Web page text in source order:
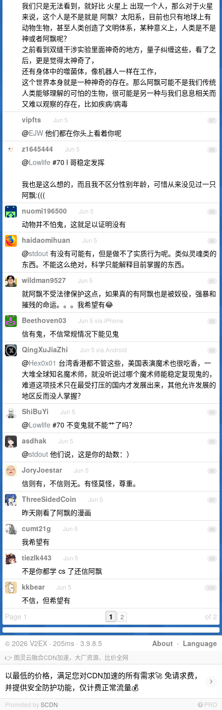
我们只是无法看到，就好比 火星上 出现一个人，那么对于火星
来说，这个人是不是就是 阿飘？太阳系，目前也只有地球上有
动物生物，甚至人类创造了文明体系，某种意义上，人类是不是
神或者阿飘呢？
之前看到双缝干涉实验里面神奇的地方，量子纠缠这些，看了之
后，更是觉得太神奇了，
还有身体中的噬菌体，像机器人一样在工作，
这个世界本身就是一种神奇的存在。那么阿飘可能不是我们传统
人类能够理解的可怕的生物，很可能是另一种与我们息息相关而
又难以观察的存在，比如疾病/病毒
87
vipfts Jun 5
@EJW 他们都在你头上看着你呢
88
z1645444 Jun 5
@Lowlife #70 l 哥稳定发挥
我也是这么想的，而且我不区分性别年龄，可惜从来没见过一只
阿飘:(((
89
nuomi196500 Jun 5
动物并不怕鬼，这就足以证明没有
90
haidaomihuan Jun 5
@stdout 有没有可能有，但是做不了实质行为呢。类似灵魂类的
东西。不能这么绝对，科学只能解释目前掌握的东西。
91
wildman9527 Jun 5
就阿飘不受法律保护这点，如果真的有阿飘也是被奴役，强暴和
摧残的命运。。。我希望有😂
92
Beethoven03 Jun 5 via iPhone
信有鬼，不信常规情况下能见鬼
93
QingXuJiaZhi Jun 5 via Android
@Hex0x01 台湾香港都不管这些，美国表演魔术也很吃香，一
大堆全球知名魔术师，就没听说过哪个魔术师能稳定复现鬼的，
难道这项技术只在最受打压的国内才发展出来，其他允许发展的
地区反而没人掌握？
94
ShiBuYi Jun 5
@Lowlife #70 不变鬼就不能艹了吗？
95
asdhak Jun 5
@stdout 他们说，这是你的劫数：）
96
JoryJoestar Jun 5
信则有，不信则无。有怪莫怪，尊重。
97
ThreeSidedCoin Jun 5
昨天刚看了阿飘的漫画
98
cumt21g Jun 5
我希望有
99
tiezlk443 Jun 5
不是你都学 cs 了还信阿飘
100
kkbear Jun 5
不信，但希望有
Page 1
of 2
1 2
About · Language
© 2026 V2EX · 205ms · 3.9.8.5
👉 图灵云融合CDN加速，大厂资源、比价全网
以最低的价格，满足您对CDN加速的所有需求🚀 免请求费，
并提供安全防护功能，仅计费正常流量💰
›
Promoted bySCDN PRO